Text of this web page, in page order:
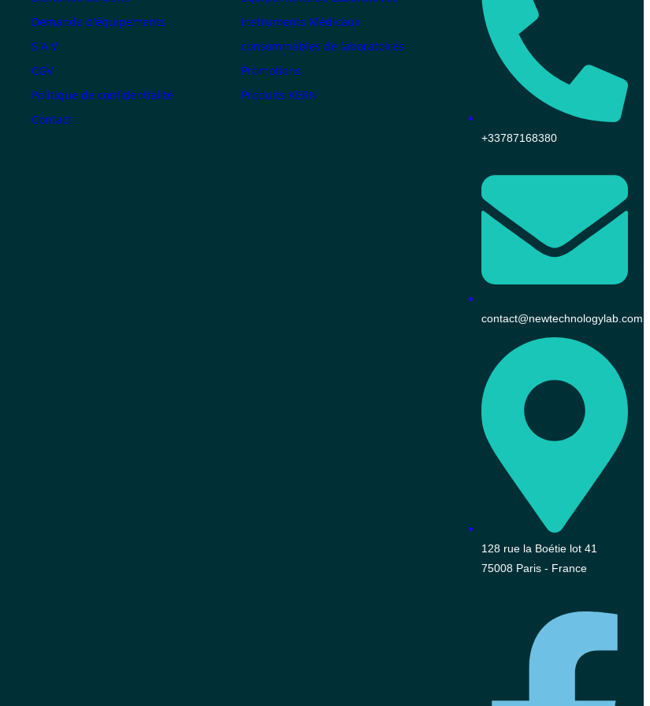
Demande d'équipements
S.A.V
CGV
Politique de confidentialité
Contact
Instruments Médicaux
consommables de laboratoires
Promotions
Produits KERN
+33787168380
contact@newtechnologylab.com
128 rue la Boétie lot 41
75008 Paris - France